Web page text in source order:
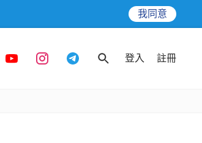
我同意
登入 註冊